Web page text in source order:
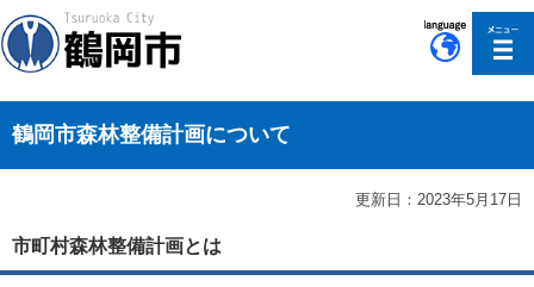
鶴岡市森林整備計画について
更新日：2023年5月17日
市町村森林整備計画とは